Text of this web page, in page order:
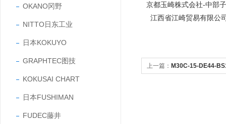
OKANO冈野
NITTO日东工业
日本KOKUYO
GRAPHTEC图技
KOKUSAI CHART
日本FUSHIMAN
FUDEC藤井
京都玉崎株式会社-中部
江西省江崎贸易有限公
上一篇： M30C-15-DE44-